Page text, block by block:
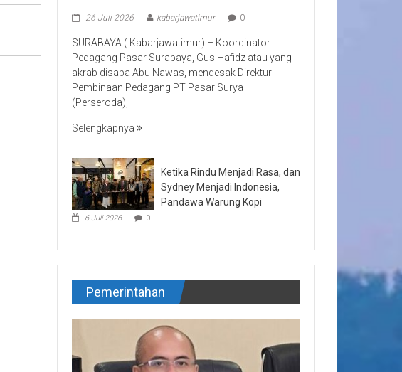
26 Juli 2026 kabarjawatimur 0
SURABAYA ( Kabarjawatimur) – Koordinator
Pedagang Pasar Surabaya, Gus Hafidz atau yang
akrab disapa Abu Nawas, mendesak Direktur
Pembinaan Pedagang PT Pasar Surya
(Perseroda),
Selengkapnya
Ketika Rindu Menjadi Rasa, dan
Sydney Menjadi Indonesia,
Pandawa Warung Kopi
6 Juli 2026 0
Pemerintahan